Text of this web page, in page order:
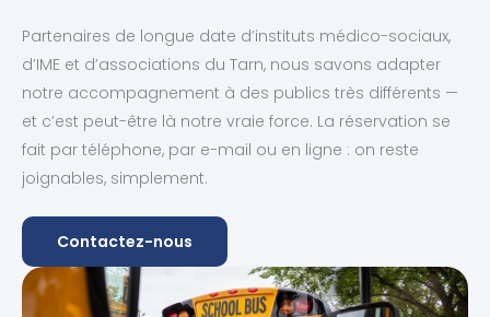
Partenaires de longue date d’instituts médico-sociaux,
d’IME et d’associations du Tarn, nous savons adapter
notre accompagnement à des publics très différents —
et c’est peut-être là notre vraie force. La réservation se
fait par téléphone, par e-mail ou en ligne : on reste
joignables, simplement.
Contactez-nous